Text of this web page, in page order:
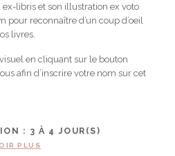
libris et son illustration ex voto
pour reconnaître d’un coup d’oeil
livres.
en cliquant sur le bouton
afin d’inscrire votre nom sur cet
: 3 À 4 JOUR(S)
PLUS